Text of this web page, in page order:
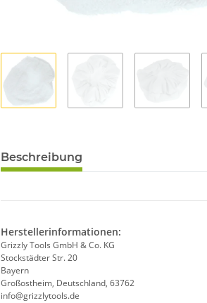
Beschreibung
Herstellerinformationen:
Grizzly Tools GmbH & Co. KG
Stockstädter Str. 20
Bayern
Großostheim, Deutschland, 63762
info@grizzlytools.de